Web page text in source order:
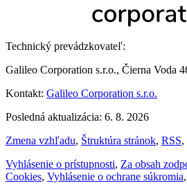
Technický prevádzkovateľ:
Galileo Corporation s.r.o., Čierna Voda
Kontakt: Galileo Corporation s.r.o.
Posledná aktualizácia: 6. 8. 2026
Zmena vzhľadu, Štruktúra stránok, RSS,
Vyhlásenie o prístupnosti, Za obsah
Cookies, Vyhlásenie o ochrane súkromia,